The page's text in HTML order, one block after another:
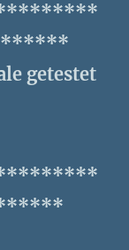
getestet